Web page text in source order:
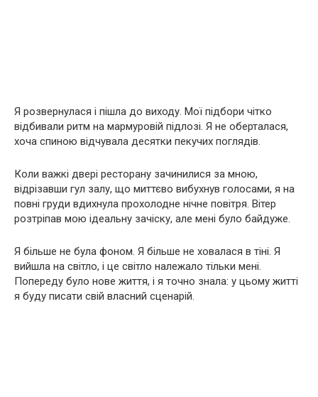
Я розвернулася і пішла до виходу. Мої підбори чітко
відбивали ритм на мармуровій підлозі. Я не оберталася,
хоча спиною відчувала десятки пекучих поглядів.
Коли важкі двері ресторану зачинилися за мною,
відрізавши гул залу, що миттєво вибухнув голосами, я на
повні груди вдихнула прохолодне нічне повітря. Вітер
розтріпав мою ідеальну зачіску, але мені було байдуже.
Я більше не була фоном. Я більше не ховалася в тіні. Я
вийшла на світло, і це світло належало тільки мені.
Попереду було нове життя, і я точно знала: у цьому житті
я буду писати свій власний сценарій.